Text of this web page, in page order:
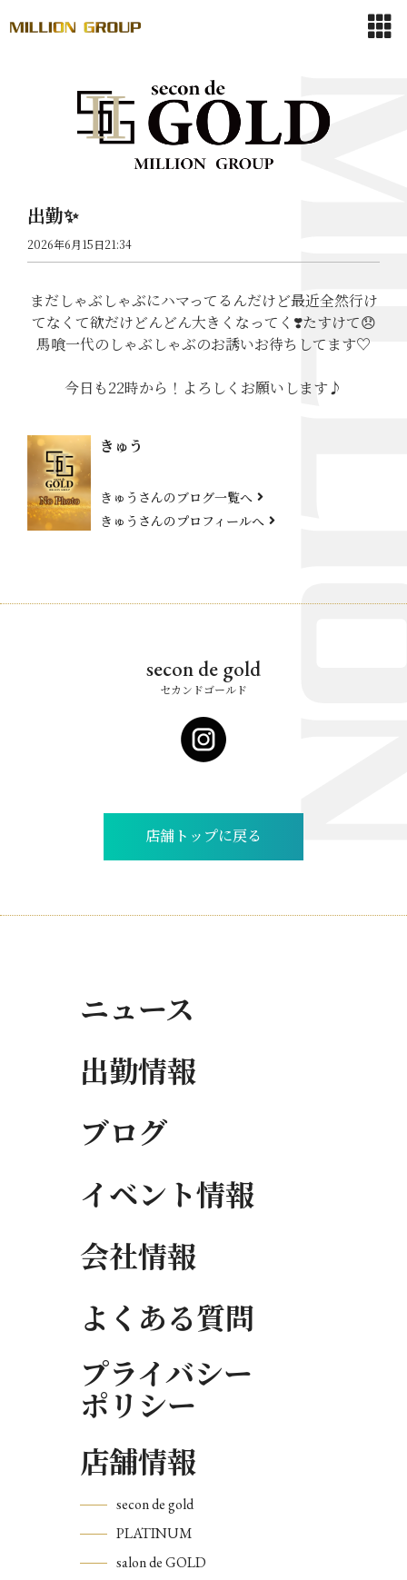
出勤✨
2026年6月15日21:34
まだしゃぶしゃぶにハマってるんだけど最近全然行け
てなくて欲だけどんどん大きくなってく❣️たすけて😞
馬喰一代のしゃぶしゃぶのお誘いお待ちしてます♡
今日も22時から！よろしくお願いします♪
きゅう
きゅうさんのブログ一覧へ
きゅうさんのプロフィールへ
secon de gold
セカンドゴールド
店舗トップに戻る
ニュース
出勤情報
ブログ
イベント情報
会社情報
よくある質問
プライバシー
ポリシー
店舗情報
secon de gold
PLATINUM
salon de GOLD